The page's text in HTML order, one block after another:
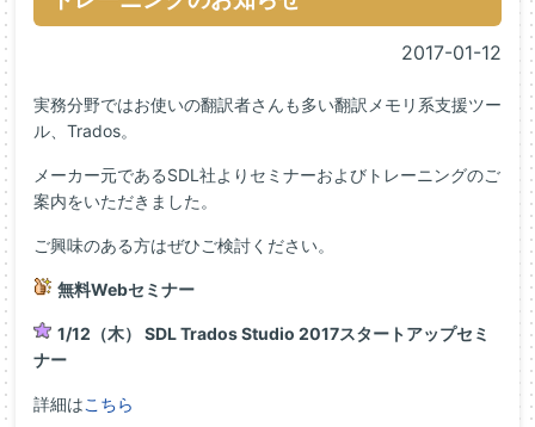
2017-01-12
実務分野ではお使いの翻訳者さんも多い翻訳メモリ系支援ツー
ル、Trados。
メーカー元であるSDL社よりセミナーおよびトレーニングのご
案内をいただきました。
ご興味のある方はぜひご検討ください。
無料Webセミナー
1/12（木） SDL Trados Studio 2017スタートアップセミ
ナー
詳細はこちら